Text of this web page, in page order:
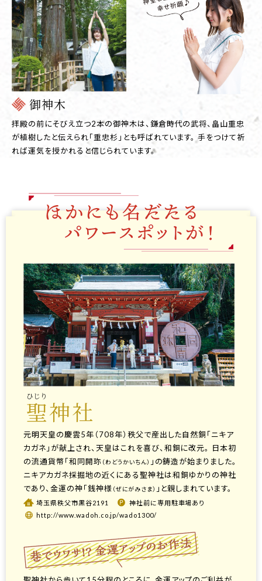
御神木
拝殿の前にそびえ立つ2本の御神木は、鎌倉時代の武将、畠山重忠
が植樹したと伝えられ「重忠杉」とも呼ばれています。 手をつけて祈
れば運気を授かれると信じられています。
聖神社
ひじり
元明天皇の慶雲5年（708年）秩父で産出した自然銅「ニキア
カガネ」が献上され、天皇はこれを喜び、和銅に改元。 日本初
の流通貨幣「和同開珎 （わどうかいちん） 」の鋳造が始まりました。
ニキアカガネ採掘地の近くにある聖神社は和銅ゆかりの神社
であり、金運の神「銭神様 （ぜにがみさま） 」と親しまれています。
埼玉県秩父市黒谷2191
神社前に専用駐車場あり
http://www.wadoh.co.jp/wado1300/